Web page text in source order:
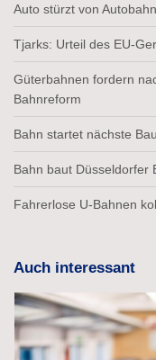
Auto stürzt von
Tjarks: Urteil des EU-
Güterbahnen fordern
Bahnreform
Bahn startet nächste
Bahn baut Düsseldorfer
Fahrerlose U-Bahnen
Auch interessant